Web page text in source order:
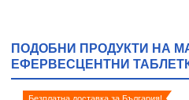
ПОДОБНИ ПРОДУКТИ НА
ЕФЕРВЕСЦЕНТНИ